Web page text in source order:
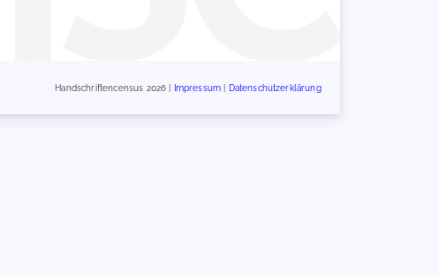
Handschriftencensus 2026 | Impressum Datenschutzerklärung